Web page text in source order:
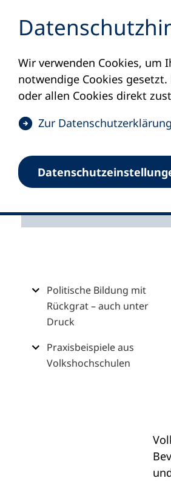
Wir verwenden Cookies, um
notwendige Cookies
oder allen Cookies direkt
Zur Datenschutz­erklärung
Startseite Unsere
Inhalt Politische Bildung mit
Rückgrat – auch unter
Druck
Praxisbeispiele aus
Volkshochschulen